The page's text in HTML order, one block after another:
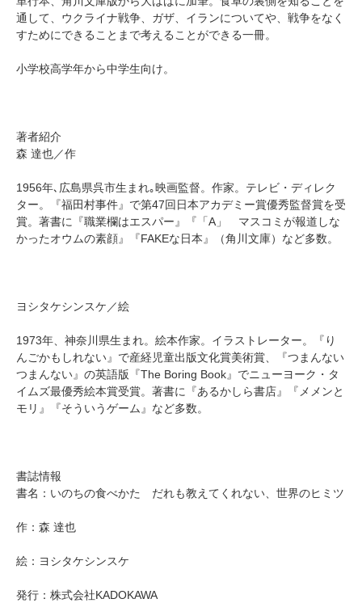
通して、ウクライナ戦争、ガザ、イランについてや、戦争をなく
すためにできることまで考えることができる一冊。
小学校高学年から中学生向け。
著者紹介
森 達也／作
1956年､広島県呉市生まれ｡映画監督。作家。テレビ・ディレク
ター。『福田村事件』で第47回日本アカデミー賞優秀監督賞を受
賞。著書に『職業欄はエスパー』『「A」 マスコミが報道しな
かったオウムの素顔』『FAKEな日本』（角川文庫）など多数。
ヨシタケシンスケ／絵
1973年、神奈川県生まれ。絵本作家。イラストレーター。『り
んごかもしれない』で産経児童出版文化賞美術賞、『つまんない
つまんない』の英語版『The Boring Book』でニューヨーク・タ
イムズ最優秀絵本賞受賞。著書に『あるかしら書店』『メメンと
モリ』『そういうゲーム』など多数。
書誌情報
書名：いのちの食べかた だれも教えてくれない、世界のヒミツ
作：森 達也
絵：ヨシタケシンスケ
発行：株式会社KADOKAWA